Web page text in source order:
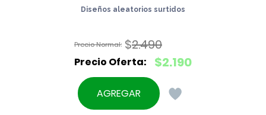
Diseños aleatorios surtidos
$2.490
El
precio
original
$2.190
El
precio
actual
AGREGAR